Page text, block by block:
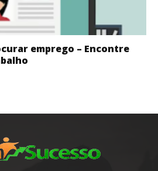
emprego – Encontre